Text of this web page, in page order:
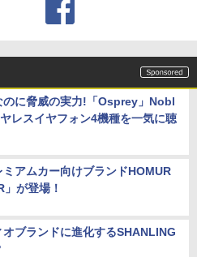
のに脅威の実力!「Osprey」Nobl
レスイヤフォン4機種を一気に聴
ミアムカー向けブランドHOMUR
が登場！
ブランドに進化するSHANLING